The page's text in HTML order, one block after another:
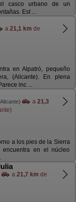
casco urbano de un
Est ...
a 21,1 km de
en Alpatró, pequeño
(Alicante). En plena
inc ...
a 21,3
a los pies de la Sierra
en el núcleo
a 21,7 km de